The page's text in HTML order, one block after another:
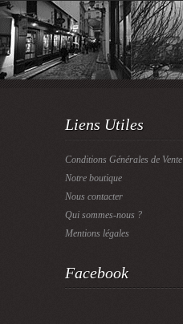
Liens Utiles
Conditions Générales de Vente
Notre boutique
Nous contacter
Qui sommes-nous ?
Mentions légales
Facebook